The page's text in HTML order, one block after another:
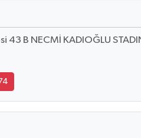
B NECMİ KADIOĞLU